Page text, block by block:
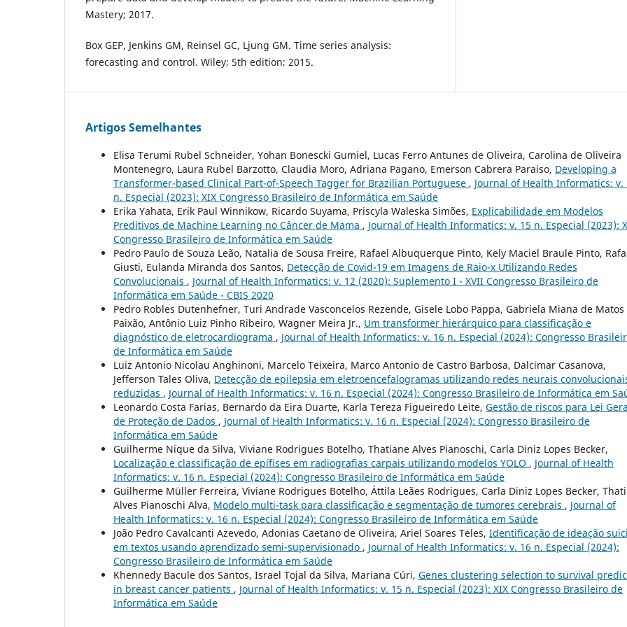
Mastery; 2017.
Box GEP, Jenkins GM, Reinsel GC, Ljung GM. Time series analysis:
forecasting and control. Wiley; 5th edition; 2015.
Artigos Semelhantes
Elisa Terumi Rubel Schneider, Yohan Bonescki Gumiel, Lucas Ferro Antunes de Oliveira, Carolina de Oliveira
Montenegro, Laura Rubel Barzotto, Claudia Moro, Adriana Pagano, Emerson Cabrera Paraiso, Developing a
Transformer-based Clinical Part-of-Speech Tagger for Brazilian Portuguese , Journal of Health Informatics: v.
n. Especial (2023): XIX Congresso Brasileiro de Informática em Saúde
Erika Yahata, Erik Paul Winnikow, Ricardo Suyama, Priscyla Waleska Simões, Explicabilidade em Modelos
Preditivos de Machine Learning no Câncer de Mama , Journal of Health Informatics: v. 15 n. Especial (2023):
Congresso Brasileiro de Informática em Saúde
Pedro Paulo de Souza Leão, Natalia de Sousa Freire, Rafael Albuquerque Pinto, Kely Maciel Braule Pinto,
Giusti, Eulanda Miranda dos Santos, Detecção de Covid-19 em Imagens de Raio-x Utilizando Redes
Convolucionais , Journal of Health Informatics: v. 12 (2020): Suplemento I - XVII Congresso Brasileiro de
Informática em Saúde - CBIS 2020
Pedro Robles Dutenhefner, Turi Andrade Vasconcelos Rezende, Gisele Lobo Pappa, Gabriela Miana de Matos
Paixão, Antônio Luiz Pinho Ribeiro, Wagner Meira Jr., Um transformer hierárquico para classificação e
diagnóstico de eletrocardiograma , Journal of Health Informatics: v. 16 n. Especial (2024): Congresso
de Informática em Saúde
Luiz Antonio Nicolau Anghinoni, Marcelo Teixeira, Marco Antonio de Castro Barbosa, Dalcimar Casanova,
Jefferson Tales Oliva, Detecção de epilepsia em eletroencefalogramas utilizando redes neurais
reduzidas , Journal of Health Informatics: v. 16 n. Especial (2024): Congresso Brasileiro de Informática em
Leonardo Costa Farias, Bernardo da Eira Duarte, Karla Tereza Figueiredo Leite, Gestão de riscos para Lei
de Proteção de Dados , Journal of Health Informatics: v. 16 n. Especial (2024): Congresso Brasileiro de
Informática em Saúde
Guilherme Nique da Silva, Viviane Rodrigues Botelho, Thatiane Alves Pianoschi, Carla Diniz Lopes Becker,
Localização e classificação de epífises em radiografias carpais utilizando modelos YOLO , Journal of Health
Informatics: v. 16 n. Especial (2024): Congresso Brasileiro de Informática em Saúde
Guilherme Müller Ferreira, Viviane Rodrigues Botelho, Áttila Leães Rodrigues, Carla Diniz Lopes Becker,
Alves Pianoschi Alva, Modelo multi-task para classificação e segmentação de tumores cerebrais , Journal of
Health Informatics: v. 16 n. Especial (2024): Congresso Brasileiro de Informática em Saúde
João Pedro Cavalcanti Azevedo, Adonias Caetano de Oliveira, Ariel Soares Teles, Identificação de ideação
em textos usando aprendizado semi-supervisionado , Journal of Health Informatics: v. 16 n. Especial (2024):
Congresso Brasileiro de Informática em Saúde
Khennedy Bacule dos Santos, Israel Tojal da Silva, Mariana Cúri, Genes clustering selection to survival
in breast cancer patients , Journal of Health Informatics: v. 15 n. Especial (2023): XIX Congresso Brasileiro de
Informática em Saúde